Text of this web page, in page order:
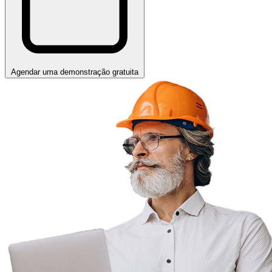
Agendar uma demonstração gratuita